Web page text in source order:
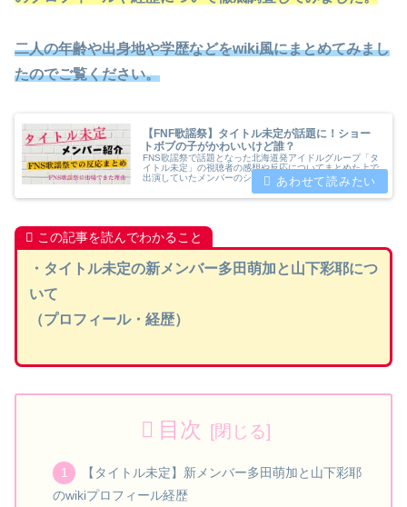
二人の年齢や出身地や学歴などをwiki風にまとめてみまし
たのでご覧ください。
【FNF歌謡祭】タイトル未定が話題に！ショー
トボブの子がかわいいけど誰？
FNS歌謡祭で話題となった北海道発アイドルグループ「タ
イトル未定」の視聴者の感想や反応についてまとめた上で
出演していたメンバーのショートボブの可愛い子や新メン
バーについて誰なのかプロフィールや経歴についてwiki風
にまとめてみました。
この記事を読んでわかること
・タイトル未定の新メンバー多田萌加と山下彩耶につ
いて
（プロフィール・経歴）
目次
【タイトル未定】新メンバー多田萌加と山下彩耶
のwikiプロフィール経歴